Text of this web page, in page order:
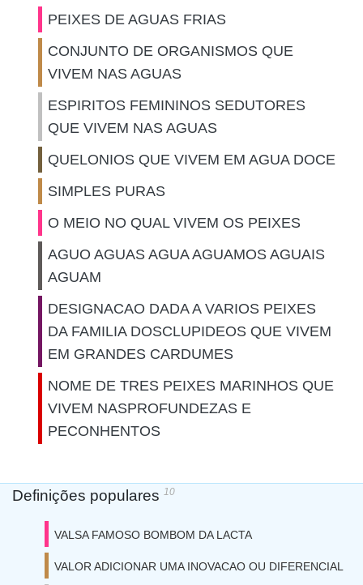
PEIXES DE AGUAS FRIAS
CONJUNTO DE ORGANISMOS QUE
VIVEM NAS AGUAS
ESPIRITOS FEMININOS SEDUTORES
QUE VIVEM NAS AGUAS
QUELONIOS QUE VIVEM EM AGUA DOCE
SIMPLES PURAS
O MEIO NO QUAL VIVEM OS PEIXES
AGUO AGUAS AGUA AGUAMOS AGUAIS
AGUAM
DESIGNACAO DADA A VARIOS PEIXES
DA FAMILIA DOSCLUPIDEOS QUE VIVEM
EM GRANDES CARDUMES
NOME DE TRES PEIXES MARINHOS QUE
VIVEM NASPROFUNDEZAS E
PECONHENTOS
Definições populares 10
VALSA FAMOSO BOMBOM DA LACTA
VALOR ADICIONAR UMA INOVACAO OU DIFERENCIAL